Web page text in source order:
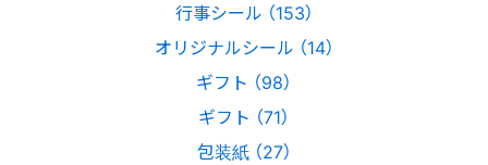
行事シール （153）
オリジナルシール （14）
ギフト （98）
ギフト （71）
包装紙 （27）